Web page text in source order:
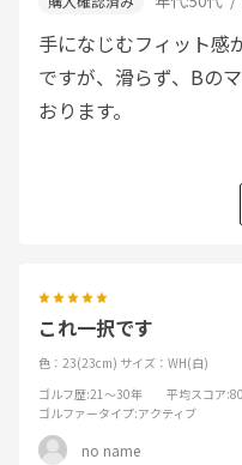
手になじむフィット感
ですが、滑らず、Bの
おります。
これ一択です
色：23(23cm) サイズ：WH(白)
ゴルフ歴:21～30年 平均スコア
ゴルファータイプ:アクティブ
no name